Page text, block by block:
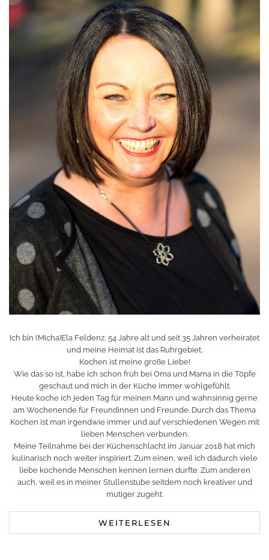
Ich bin (Micha)Ela Feldenz, 54 Jahre alt und seit 35 Jahren verheiratet
und meine Heimat ist das Ruhrgebiet.
Kochen ist meine große Liebe!
Wie das so ist, habe ich schon früh bei Oma und Mama in die Töpfe
geschaut und mich in der Küche immer wohlgefühlt.
Heute koche ich jeden Tag für meinen Mann und wahnsinnig gerne
am Wochenende für Freundinnen und Freunde. Durch das Thema
Kochen ist man irgendwie immer und auf verschiedenen Wegen mit
lieben Menschen verbunden.
Meine Teilnahme bei der Küchenschlacht im Januar 2018 hat mich
kulinarisch noch weiter inspiriert. Zum einen, weil ich dadurch viele
liebe kochende Menschen kennen lernen durfte. Zum anderen
auch, weil es in meiner Stullenstube seitdem noch kreativer und
mutiger zugeht.
WEITERLESEN